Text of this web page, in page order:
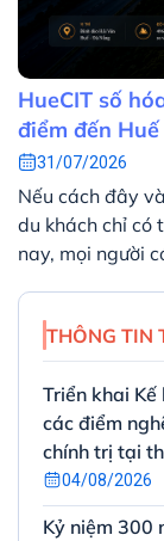
HueCIT số
điểm đến
31/07/2026
Nếu cách đây
du khách chỉ có
nay, mọi người
360 độ, khám
tin lịch sử được
THÔNG TIN
Triển khai
các điểm
chính trị tại
04/08/2026
Kỷ niệm 300